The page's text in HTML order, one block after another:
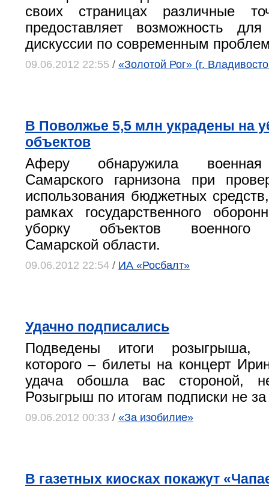
своих страницах различные
предоставляет возможность
дискуссии по современным
09.06.2012 22:55 / «Золотой Рог» (г.
В Поволжье 5,5 млн украдены на
объектов
Аферу обнаружила военная
Самарского гарнизона при
использования бюджетных
рамках государственного
уборку объектов военного
Самарской области.
09.06.2012 22:54 / ИА «Росбалт»
Удачно подписались
Подведены итоги розыгрыша,
которого – билеты на концерт
удача обошла вас стороной, не
Розыгрыш по итогам подписки не
09.06.2012 00:33 / «За изобилие»
В газетных киосках покажут